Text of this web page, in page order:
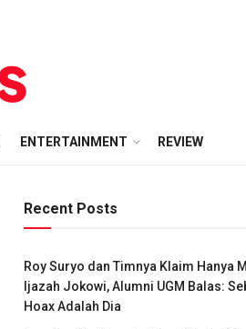
ENTERTAINMENT REVIEW
Recent Posts
Roy Suryo dan Timnya Klaim Hanya
Ijazah Jokowi, Alumni UGM Balas:
Hoax Adalah Dia